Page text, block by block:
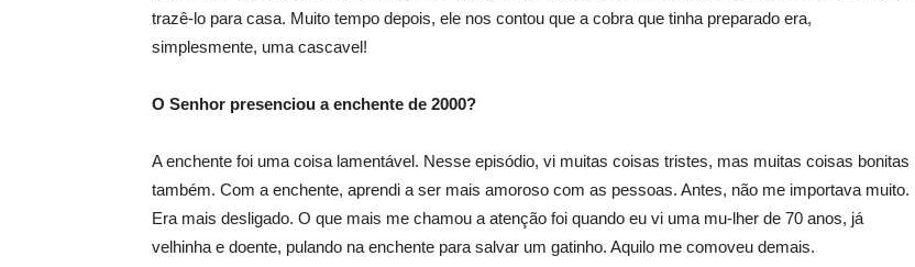
trazê-lo para casa. Muito tempo depois, ele nos contou que a cobra que tinha preparado era,
simplesmente, uma cascavel!
O Senhor presenciou a enchente de 2000?
A enchente foi uma coisa lamentável. Nesse episódio, vi muitas coisas tristes, mas muitas coisas bonitas
também. Com a enchente, aprendi a ser mais amoroso com as pessoas. Antes, não me importava muito.
Era mais desligado. O que mais me chamou a atenção foi quando eu vi uma mu-lher de 70 anos, já
velhinha e doente, pulando na enchente para salvar um gatinho. Aquilo me comoveu demais.